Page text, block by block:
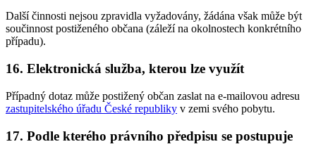
Další činnosti nejsou zpravidla vyžadovány, žádána však může být
součinnost postiženého občana (záleží na okolnostech konkrétního
případu).
16. Elektronická služba, kterou lze využít
Případný dotaz může postižený občan zaslat na e-mailovou adresu
zastupitelského úřadu České republiky v zemi svého pobytu.
17. Podle kterého právního předpisu se postupuje